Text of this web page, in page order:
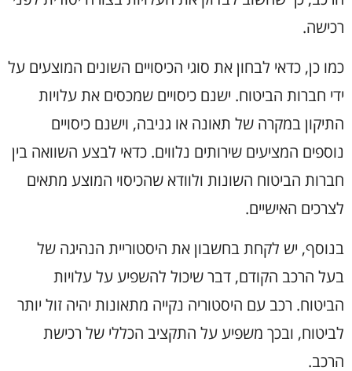
רכישה.
כמו כן, כדאי לבחון את סוגי הכיסויים השונים המוצעים על
ידי חברות הביטוח. ישנם כיסויים שמכסים את עלויות
התיקון במקרה של תאונה או גניבה, וישנם כיסויים
נוספים המציעים שירותים נלווים. כדאי לבצע השוואה בין
חברות הביטוח השונות ולוודא שהכיסוי המוצע מתאים
לצרכים האישיים.
בנוסף, יש לקחת בחשבון את היסטוריית הנהיגה של
בעל הרכב הקודם, דבר שיכול להשפיע על עלויות
הביטוח. רכב עם היסטוריה נקייה מתאונות יהיה זול יותר
לביטוח, ובכך משפיע על התקציב הכללי של רכישת
הרכב.